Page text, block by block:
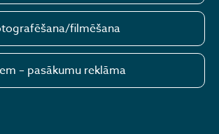
filmēšana
– pasākumu reklāma